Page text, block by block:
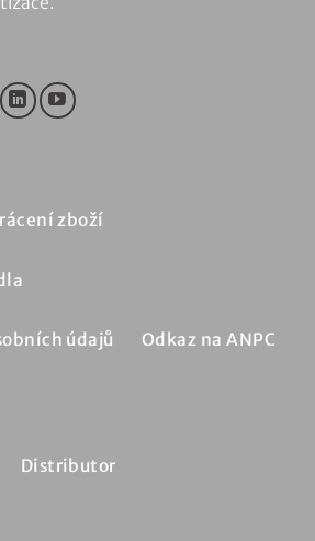
zboží
údajů Odkaz na ANPC
Distributor